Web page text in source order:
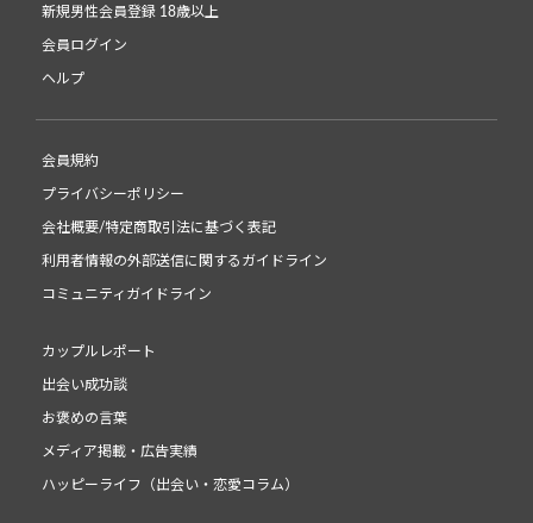
新規男性会員登録 18歳以上
会員ログイン
ヘルプ
会員規約
プライバシーポリシー
会社概要/特定商取引法に基づく表記
利用者情報の外部送信に関するガイドライン
コミュニティガイドライン
カップルレポート
出会い成功談
お褒めの言葉
メディア掲載・広告実績
ハッピーライフ（出会い・恋愛コラム）